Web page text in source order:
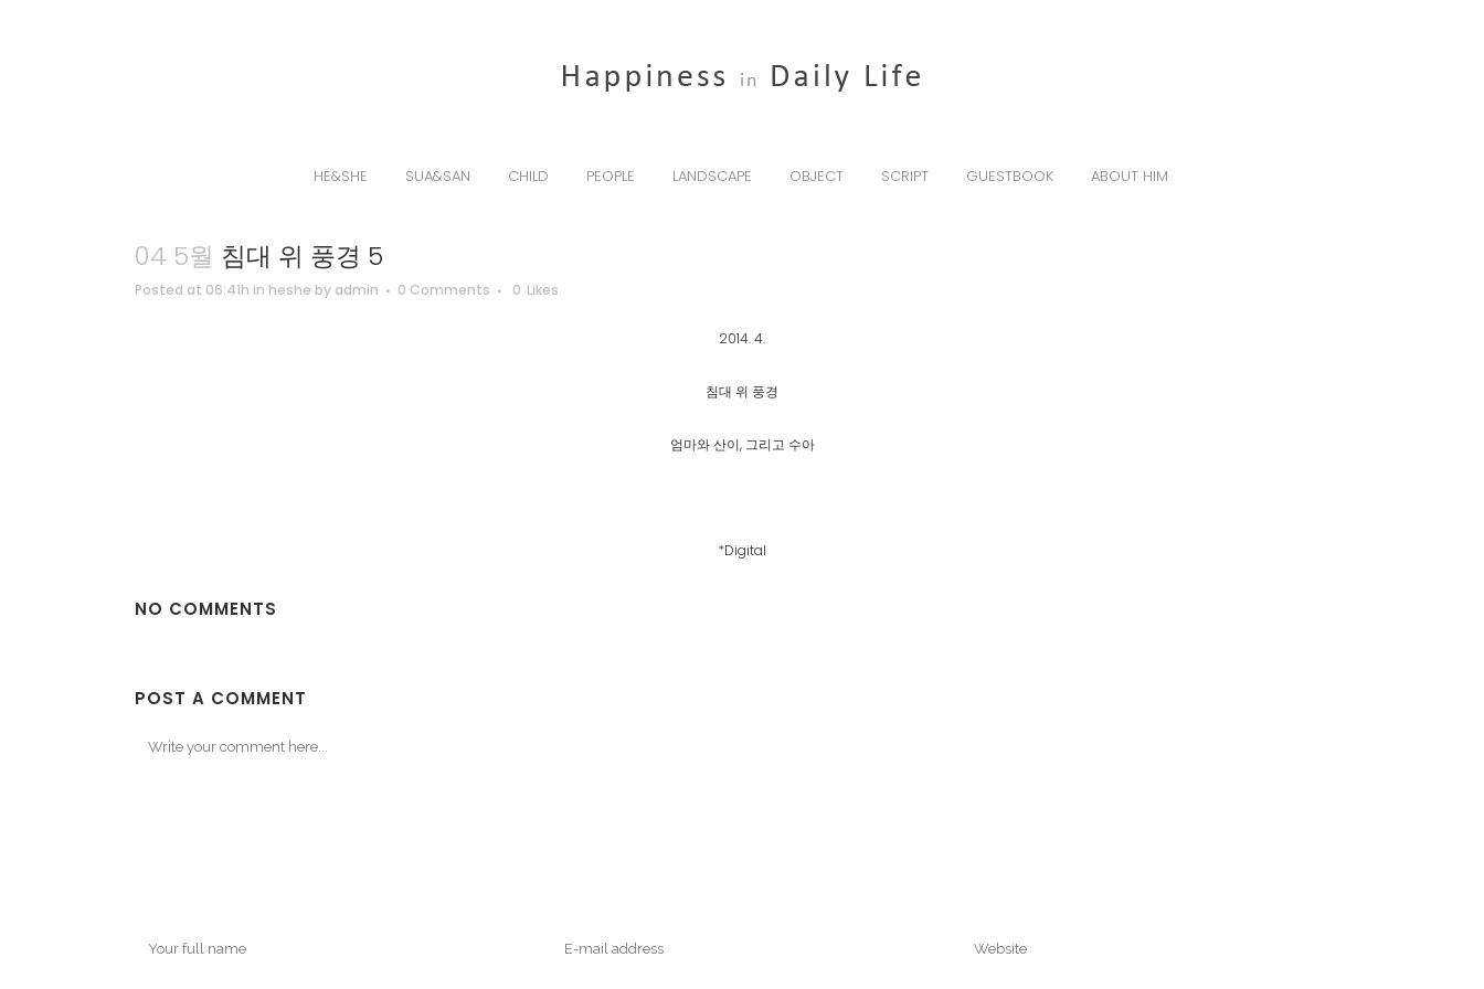
HE&SHE SUA&SAN CHILD PEOPLE LANDSCAPE OBJECT SCRIPT GUESTBOOK ABOUT HIM
04 5월 침대 위 풍경 5
Posted at 06:41h in heshe by admin 0 Comments 0 Likes
2014. 4.
침대 위 풍경
엄마와 산이, 그리고 수아
*Digital
NO COMMENTS
POST A COMMENT